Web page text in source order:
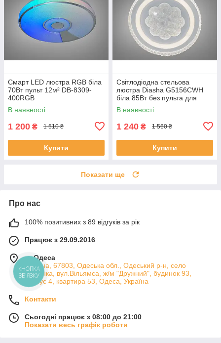
Смарт LED люстра RGB біла
70Вт пульт 12м² DB-8309-
400RGB
В наявності
1 200 ₴ 1 510 ₴
Купити
Світлодіодна стельова
люстра Diasha G5156CWH
біла 85Вт без пульта для
вітальні WG5156/C WH
В наявності
1 240 ₴ 1 560 ₴
Купити
Показати ще
Про нас
100% позитивних з 89 відгуків за рік
Працює з 29.09.2016
м. Одеса
Україна, 67803, Одеська обл., Одеський р-н, село
Лиманка, вул.Вільямса, ж/м "Дружний", будинок 93,
корпус 4, квартира 53, Одеса, Україна
Контакти
Сьогодні працює з 08:00 до 21:00
Показати весь графік роботи
КНОПКА
ЗВ'ЯЗКУ